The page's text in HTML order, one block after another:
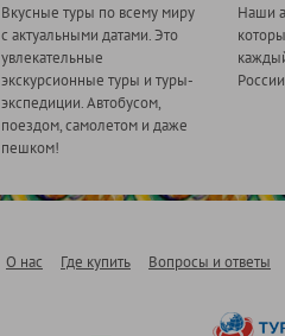
Вкусные туры по всему миру
с актуальными датами. Это
увлекательные
экскурсионные туры и туры-
экспедиции. Автобусом,
поездом, самолетом и даже
пешком!
Наши
О нас Где купить Вопросы и ответы